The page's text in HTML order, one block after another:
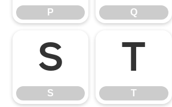
P Q
S
S
T
T